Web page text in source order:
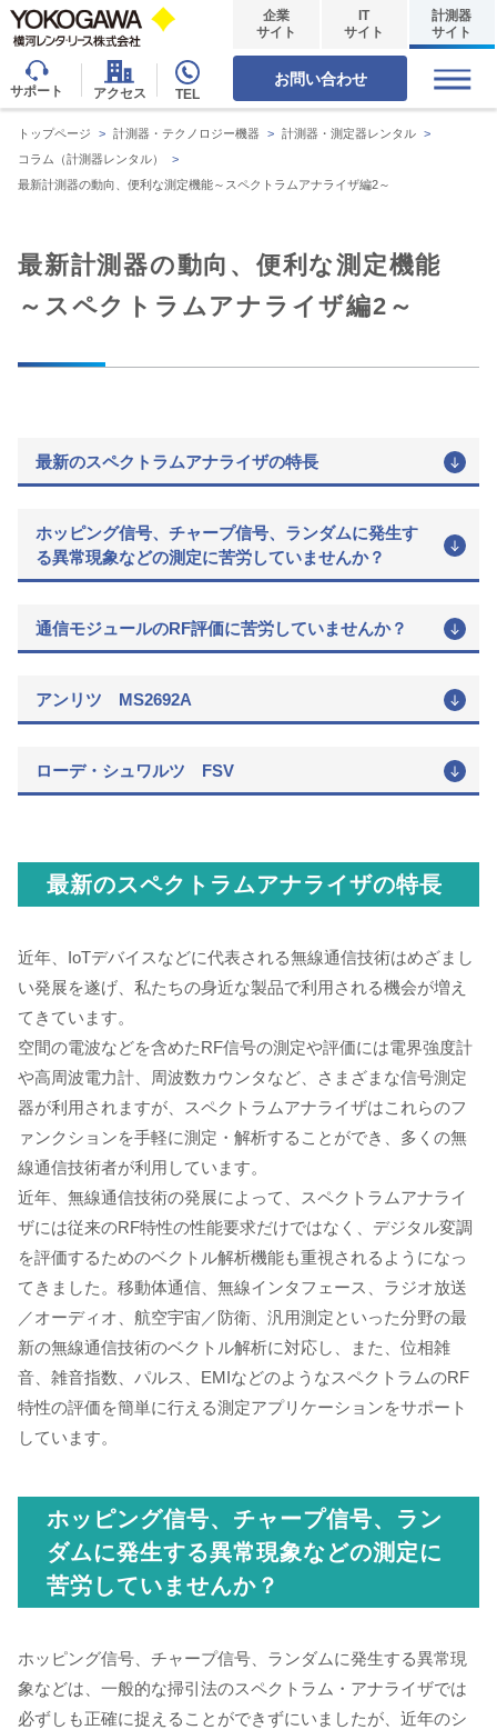
サポート アクセス TEL
企業
サイト
IT
サイト
計測器
サイト
お問い合わせ
トップページ > 計測器・テクノロジー機器 > 計測器・測定器レンタル >
コラム（計測器レンタル）
>
最新計測器の動向、便利な測定機能～スペクトラムアナライザ編2～
最新計測器の動向、便利な測定機能
～スペクトラムアナライザ編2～
最新のスペクトラムアナライザの特長
ホッピング信号、チャープ信号、ランダムに発生す
る異常現象などの測定に苦労していませんか？
通信モジュールのRF評価に苦労していませんか？
アンリツ MS2692A
ローデ・シュワルツ FSV
最新のスペクトラムアナライザの特長
近年、IoTデバイスなどに代表される無線通信技術はめざまし
い発展を遂げ、私たちの身近な製品で利用される機会が増え
てきています。
空間の電波などを含めたRF信号の測定や評価には電界強度計
や高周波電力計、周波数カウンタなど、さまざまな信号測定
器が利用されますが、スペクトラムアナライザはこれらのフ
ァンクションを手軽に測定・解析することができ、多くの無
線通信技術者が利用しています。
近年、無線通信技術の発展によって、スペクトラムアナライ
ザには従来のRF特性の性能要求だけではなく、デジタル変調
を評価するためのベクトル解析機能も重視されるようになっ
てきました。移動体通信、無線インタフェース、ラジオ放送
／オーディオ、航空宇宙／防衛、汎用測定といった分野の最
新の無線通信技術のベクトル解析に対応し、また、位相雑
音、雑音指数、パルス、EMIなどのようなスペクトラムのRF
特性の評価を簡単に行える測定アプリケーションをサポート
しています。
ホッピング信号、チャープ信号、ラン
ダムに発生する異常現象などの測定に
苦労していませんか？
ホッピング信号、チャープ信号、ランダムに発生する異常現
象などは、一般的な掃引法のスペクトラム・アナライザでは
必ずしも正確に捉えることができずにいましたが、近年のシ